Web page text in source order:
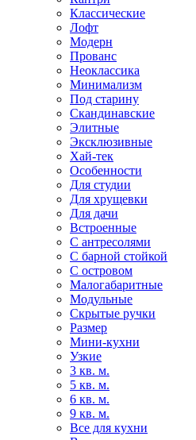
Классические
Лофт
Модерн
Прованс
Неоклассика
Минимализм
Под старину
Скандинавские
Элитные
Эксклюзивные
Хай-тек
Особенности
Для студии
Для хрущевки
Для дачи
Встроенные
С антресолями
С барной стойкой
С островом
Малогабаритные
Модульные
Скрытые ручки
Размер
Мини-кухни
Узкие
3 кв. м.
5 кв. м.
6 кв. м.
9 кв. м.
Все для кухни